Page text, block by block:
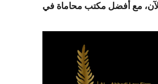
مع أفضل مكتب محاماة في